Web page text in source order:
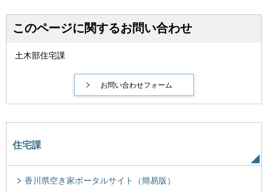
このページに関するお問い合わせ
土木部住宅課
住宅課
香川県空き家ポータルサイト（簡易版）